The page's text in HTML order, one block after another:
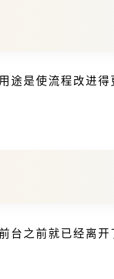
途是使流程改进
台之前就已经离